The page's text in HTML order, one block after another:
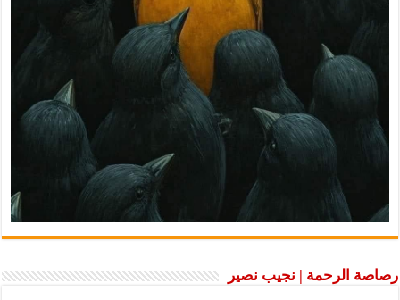
رصاصة الرحمة | نجيب نصير